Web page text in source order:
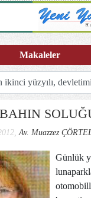
Av. Muazzez
Günlük
Makaleler